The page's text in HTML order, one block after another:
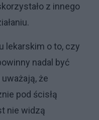
z innego
lekarskim o to, czy
nadal być
że
pod ścisłą
nie widzą